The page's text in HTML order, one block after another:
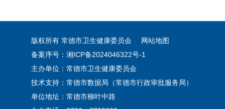
版权所有 常德市卫生健康委员会
网站地图
备案序号：湘ICP备2024046322号-1
主办单位：常德市卫生健康委员会
技术支持：常德市数据局（常德市行政审批服务局）
单位地址：常德市柳叶中路